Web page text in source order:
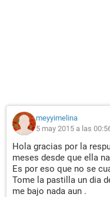
meyyimelina
5 may 2015 a las
Hola gracias por la
meses desde que ella
Es por eso que no se
Tome la pastilla un dia
me bajo nada aun .